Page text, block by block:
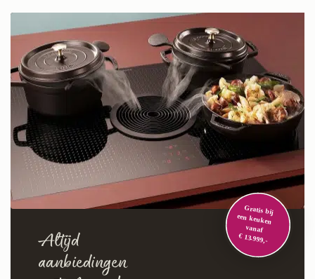
Altijd
aanbiedingen